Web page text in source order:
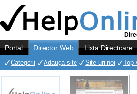
Portal Director Web Lista Directoare
Categorii Adauga site Site-uri noi Top